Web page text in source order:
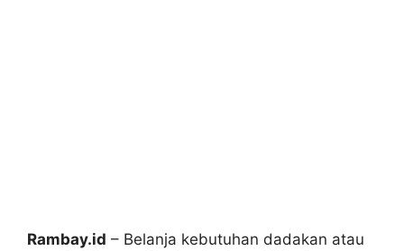
Rambay.id – Belanja kebutuhan dadakan atau